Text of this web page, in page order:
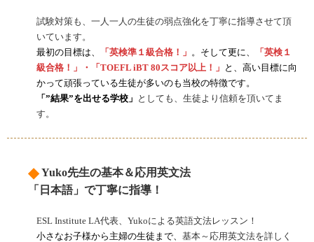
試験対策も、一人一人の生徒の弱点強化を丁寧に指導させて頂
いています。
最初の目標は、
「英検準１級合格！」 。そして更に、
「英検１
級合格！」・「TOEFL iBT 80スコア以上！」 と
、高い目標に向
かって頑張っている生徒が多いのも当校の特徴です。
「”結果”を出せる学校」 としても、生徒より信頼を頂いてま
す。
◆Yuko先生の基本＆応用英文法
「日本語」で丁寧に指導！
ESL Institute LA代表、Yukoによる英語文法レッスン！
小さなお子様から主婦の生徒まで、 基本～応用英文法を詳しく